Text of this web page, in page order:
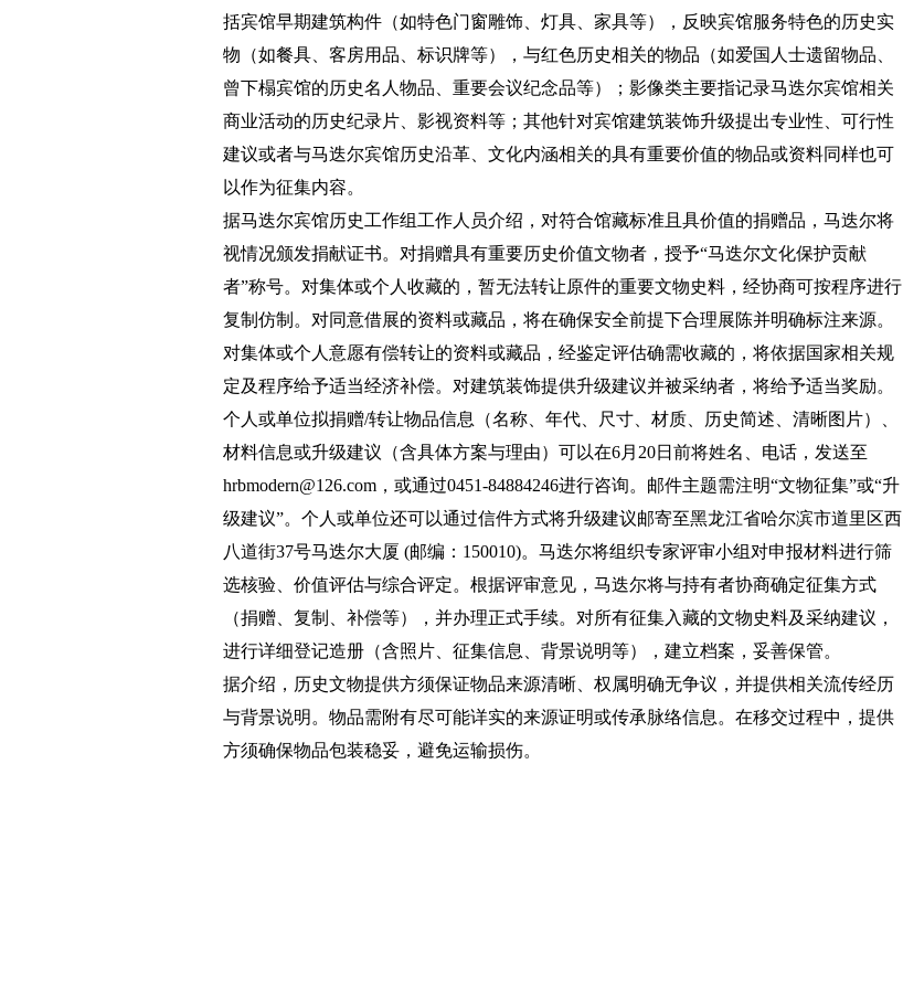
括宾馆早期建筑构件（如特色门窗雕饰、灯具、家具等），反映宾馆服务特色的历史实
物（如餐具、客房用品、标识牌等），与红色历史相关的物品（如爱国人士遗留物品、
曾下榻宾馆的历史名人物品、重要会议纪念品等）；影像类主要指记录马迭尔宾馆相关
商业活动的历史纪录片、影视资料等；其他针对宾馆建筑装饰升级提出专业性、可行性
建议或者与马迭尔宾馆历史沿革、文化内涵相关的具有重要价值的物品或资料同样也可
以作为征集内容。
据马迭尔宾馆历史工作组工作人员介绍，对符合馆藏标准且具价值的捐赠品，马迭尔将
视情况颁发捐献证书。对捐赠具有重要历史价值文物者，授予“马迭尔文化保护贡献
者”称号。对集体或个人收藏的，暂无法转让原件的重要文物史料，经协商可按程序进行
复制仿制。对同意借展的资料或藏品，将在确保安全前提下合理展陈并明确标注来源。
对集体或个人意愿有偿转让的资料或藏品，经鉴定评估确需收藏的，将依据国家相关规
定及程序给予适当经济补偿。对建筑装饰提供升级建议并被采纳者，将给予适当奖励。
个人或单位拟捐赠/转让物品信息（名称、年代、尺寸、材质、历史简述、清晰图片）、
材料信息或升级建议（含具体方案与理由）可以在6月20日前将姓名、电话，发送至
hrbmodern@126.com，或通过0451-84884246进行咨询。邮件主题需注明“文物征集”或“升
级建议”。个人或单位还可以通过信件方式将升级建议邮寄至黑龙江省哈尔滨市道里区西
八道街37号马迭尔大厦 (邮编：150010)。马迭尔将组织专家评审小组对申报材料进行筛
选核验、价值评估与综合评定。根据评审意见，马迭尔将与持有者协商确定征集方式
（捐赠、复制、补偿等），并办理正式手续。对所有征集入藏的文物史料及采纳建议，
进行详细登记造册（含照片、征集信息、背景说明等），建立档案，妥善保管。
据介绍，历史文物提供方须保证物品来源清晰、权属明确无争议，并提供相关流传经历
与背景说明。物品需附有尽可能详实的来源证明或传承脉络信息。在移交过程中，提供
方须确保物品包装稳妥，避免运输损伤。